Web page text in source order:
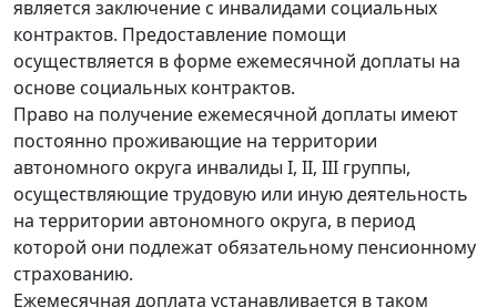
является заключение с инвалидами социальных
контрактов. Предоставление помощи
осуществляется в форме ежемесячной доплаты на
основе социальных контрактов.
Право на получение ежемесячной доплаты имеют
постоянно проживающие на территории
автономного округа инвалиды I, II, III группы,
осуществляющие трудовую или иную деятельность
на территории автономного округа, в период
которой они подлежат обязательному пенсионному
страхованию.
Ежемесячная доплата устанавливается в таком